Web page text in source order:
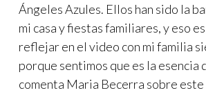
Ángeles Azules. Ellos han sido la
mi casa y fiestas familiares, y eso
reflejar en el video con mi familia
porque sentimos que es la esencia
comenta Maria Becerra sobre